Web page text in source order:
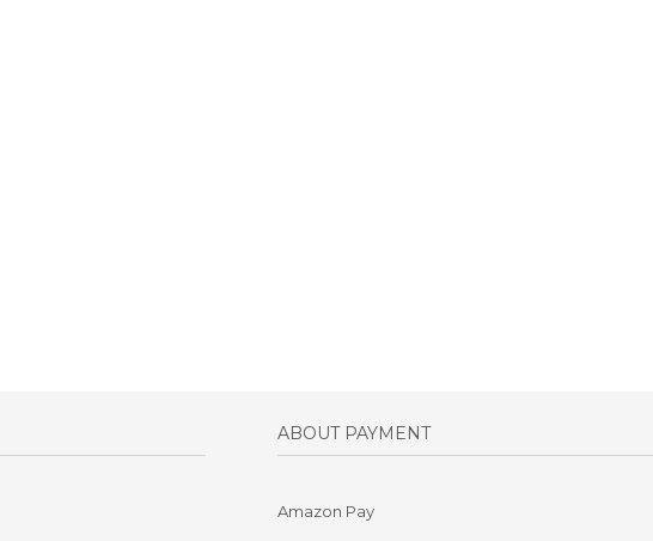
ABOUT PAYMENT
Amazon Pay